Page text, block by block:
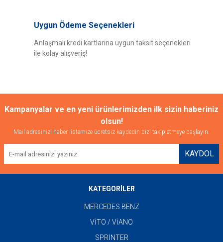
Uygun Ödeme Seçenekleri
Anlaşmalı kredi kartlarına uygun taksit seçenekleri
ile kolay alışveriş!
Kampanyalar ve en yeni ürünlerimizden ilk sizin haberiniz
olsun!
Mail adresinizi haber listemize ücretsiz kaydedin bizi takip etmeye başlayın.
KAYDOL
KATEGORİLER
MERCEDES BENZ
VİTO / VİANO
SPRİNTER